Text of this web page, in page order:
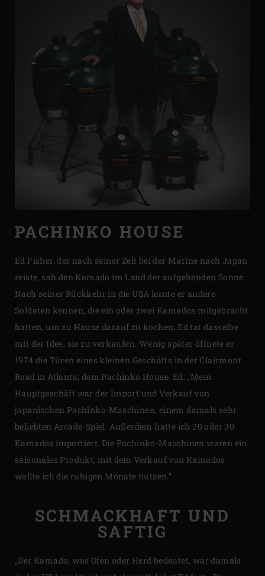
PACHINKO HOUSE
Ed Fisher, der nach seiner Zeit bei der Marine nach Japan
reiste, sah den Kamado im Land der aufgehenden Sonne.
Nach seiner Rückkehr in die USA lernte er andere
Soldaten kennen, die ein oder zwei Kamados mitgebracht
hatten, um zu Hause darauf zu kochen. Ed tat dasselbe
mit der Idee, sie zu verkaufen. Wenig später öffnete er
1974 die Türen eines kleinen Geschäfts in der Clairmont
Road in Atlanta, dem Pachinko House. Ed: „Mein
Hauptgeschäft war der Import und Verkauf von
japanischen Pachinko-Maschinen, einem damals sehr
beliebten Arcade-Spiel. Außerdem hatte ich 20 oder 30
Kamados importiert. Die Pachinko-Maschinen waren ein
saisonales Produkt, mit dem Verkauf von Kamados
wollte ich die ruhigen Monate nutzen.”
SCHMACKHAFT UND
SAFTIG
„Der Kamado, was Ofen oder Herd bedeutet, war damals